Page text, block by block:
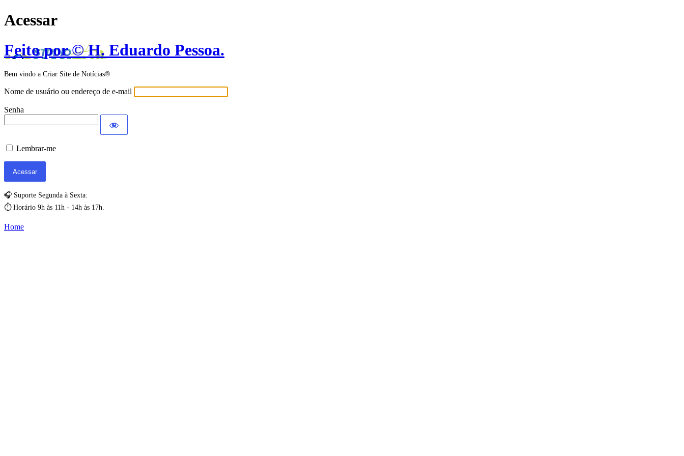
Acessar
Feito por © H. Eduardo Pessoa.
Bem vindo a Criar Site de Notícias®
Nome de usuário ou endereço de e-mail
Senha
Lembrar-me
🎧 Suporte Segunda à Sexta:
⏱️ Horário 9h às 11h - 14h às 17h.
Home